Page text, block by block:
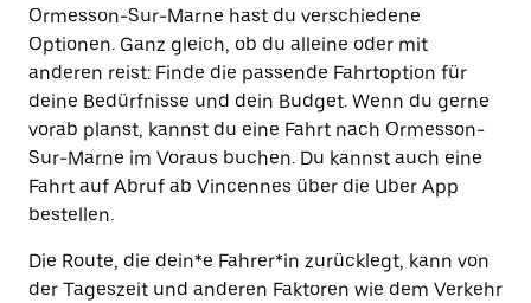
Ormesson-Sur-Marne hast du verschiedene
Optionen. Ganz gleich, ob du alleine oder mit
anderen reist: Finde die passende Fahrtoption für
deine Bedürfnisse und dein Budget. Wenn du gerne
vorab planst, kannst du eine Fahrt nach Ormesson-
Sur-Marne im Voraus buchen. Du kannst auch eine
Fahrt auf Abruf ab Vincennes über die Uber App
bestellen.
Die Route, die dein*e Fahrer*in zurücklegt, kann von
der Tageszeit und anderen Faktoren wie dem Verkehr